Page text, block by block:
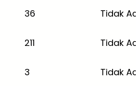
36
Tidak
211
Tidak
3
Tidak